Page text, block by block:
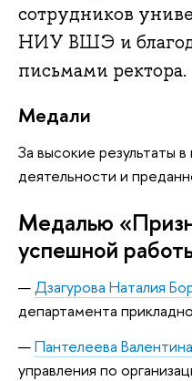
сотрудников
НИУ ВШЭ и
письмами ректора.
Медали
За высокие результаты
деятельности и
Медалью
успешной
Дзагурова Наталия
департамента
Пантелеева
управления по